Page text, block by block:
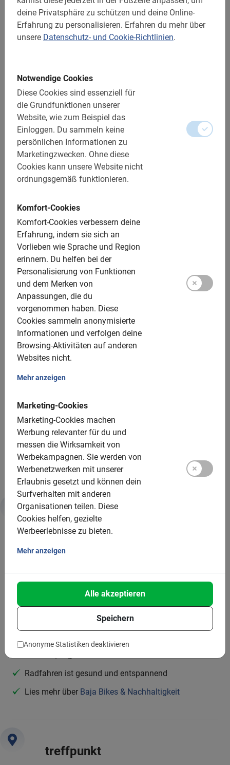
deine Privatsphäre zu schützen und deine Online-
Erfahrung zu personalisieren. Erfahren du mehr über
unsere Datenschutz- und Cookie-Richtlinien.
Notwendige Cookies
Diese Cookies sind essenziell für
die Grundfunktionen unserer
Website, wie zum Beispiel das
Einloggen. Du sammeln keine
persönlichen Informationen zu
Marketingzwecken. Ohne diese
Cookies kann unsere Website nicht
ordnungsgemäß funktionieren.
Komfort-Cookies
Komfort-Cookies verbessern deine
Erfahrung, indem sie sich an
Vorlieben wie Sprache und Region
erinnern. Du helfen bei der
Personalisierung von Funktionen
und dem Merken von
Anpassungen, die du
vorgenommen haben. Diese
Cookies sammeln anonymisierte
Informationen und verfolgen deine
Browsing-Aktivitäten auf anderen
Websites nicht.
Mehr anzeigen
Marketing-Cookies
Marketing-Cookies machen
Werbung relevanter für du und
messen die Wirksamkeit von
Werbekampagnen. Sie werden von
Werbenetzwerken mit unserer
Erlaubnis gesetzt und können dein
Surfverhalten mit anderen
Organisationen teilen. Diese
Cookies helfen, gezielte
Werbeerlebnisse zu bieten.
Mehr anzeigen
Speichern
Alle akzeptieren
Anonyme Statistiken deaktivieren
Reservierung ist obligatorisch
Die Bezahlung erfolgt im Voraus über die Website
Entfernung: ca. 15 km
Zugänglich für alle Radfahrer
Enthält:
Der Guide für die Niederlande
Sportliches Stadtrad
Fotomomente
Zusätzliche Optionen:
Kinderfahrräder: ab ca. 8 Jahren, 24 Zoll
Kindersitze: 1 verfügbar, bis zu 21 kg, kostenlos
Helme: kostenlos und bis zum Alter von 12 Jahren
Pflicht
E-Bikes: verfügbar, 25 € Aufpreis
Tandems: nicht verfügbar
Mindestanzahl: 4 Teilnehmer
Für je 15 Teilnehmer wird ein zusätzlicher guide
eingesetzt
Für größere Gruppen setzen wir mehr guides ein
Nachhaltigkeit & CSR
Deshalb ist diese Tour gut für dich und den Planeten:
Radtouren sind eine Form des nachhaltigen
Du sparst 1,5 bis 2 Kilo Co2 im Vergleich zum Bus
Du stimulierst die lokale Wirtschaft und
Radfahren ist gesund und entspannend
Lies mehr über Baja Bikes & Nachhaltigkeit
treffpunkt